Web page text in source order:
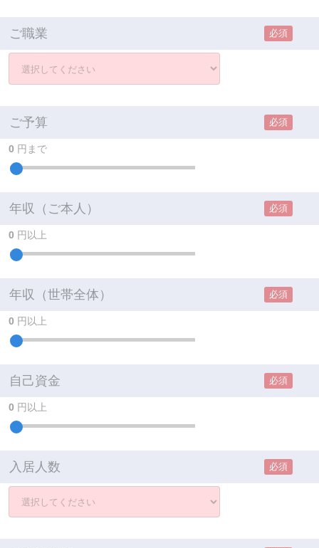
ご職業 必須
ご予算 必須
0 円まで
年収（ご本人） 必須
0 円以上
年収（世帯全体） 必須
0 円以上
自己資金 必須
0 円以上
入居人数 必須